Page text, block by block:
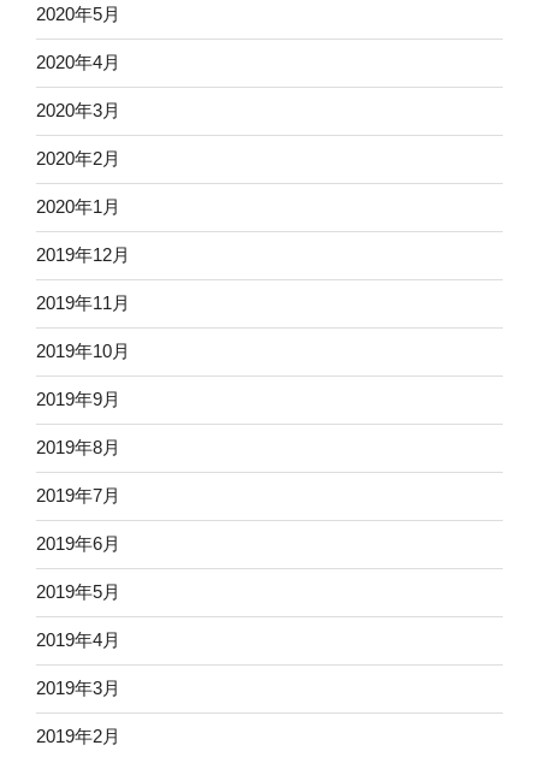
2020年5月
2020年4月
2020年3月
2020年2月
2020年1月
2019年12月
2019年11月
2019年10月
2019年9月
2019年8月
2019年7月
2019年6月
2019年5月
2019年4月
2019年3月
2019年2月